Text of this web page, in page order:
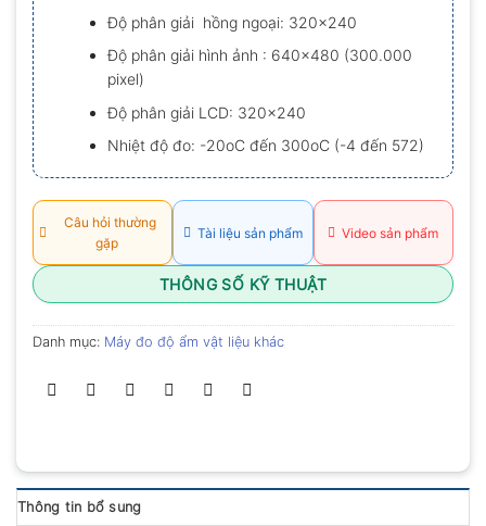
Độ phân giải hồng ngoại: 320×240
Độ phân giải hình ảnh : 640×480 (300.000
pixel)
Độ phân giải LCD: 320×240
Nhiệt độ đo: -20oC đến 300oC (-4 đến 572)
Câu hỏi thường
gặp
Tài liệu sản phẩm Video sản phẩm
THÔNG SỐ KỸ THUẬT
Danh mục: Máy đo độ ẩm vật liệu khác
Thông tin bổ sung